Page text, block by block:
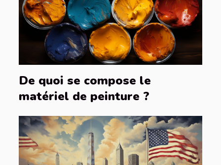
De quoi se compose le
matériel de peinture ?